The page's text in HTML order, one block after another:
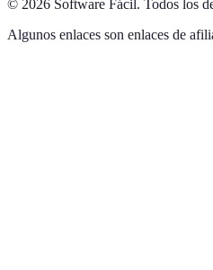
© 2026 Software Fácil. Todos los
Algunos enlaces son enlaces de